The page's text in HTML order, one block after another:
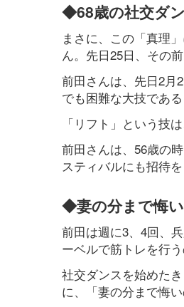
◆68歳の社交ダ
まさに、この「真理
ん。先日25日、その
前田さんは、先日2月
でも困難な大技であ
「リフト」という技
前田さんは、56歳の
スティバルにも招待を
◆妻の分まで悔
前田は週に3、4回、
ーベルで筋トレを行う
社交ダンスを始めた
に、「妻の分まで悔